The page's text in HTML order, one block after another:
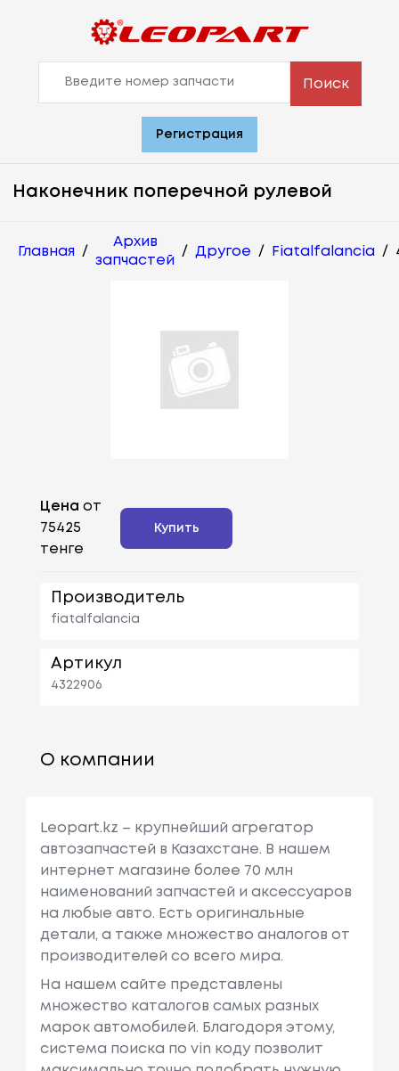
Поиск
Регистрация
Наконечник поперечной рулевой
Главная /
Архив
запчастей
/ Другое / Fiatalfalancia /
Цена от
75425
тенге
Купить
Производитель
fiatalfalancia
Артикул
4322906
О компании
Leopart.kz – крупнейший агрегатор
автозапчастей в Казахстане. В нашем
интернет магазине более 70 млн
наименований запчастей и аксессуаров
на любые авто. Есть оригинальные
детали, а также множество аналогов от
производителей со всего мира.
На нашем сайте представлены
множество каталогов самых разных
марок автомобилей. Благодоря этому,
система поиска по vin коду позволит